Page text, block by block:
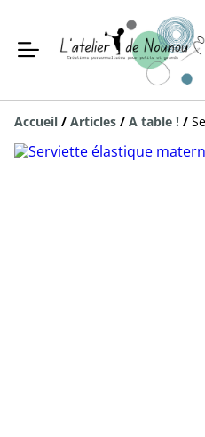
Accueil / Articles / A table ! /